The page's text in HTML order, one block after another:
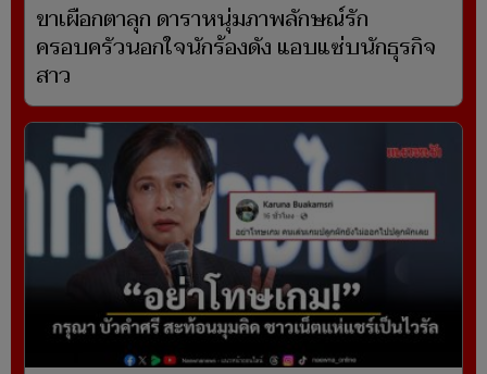
ขาเผือกตาลุก ดาราหนุ่มภาพลักษณ์รัก
ครอบครัวนอกใจนักร้องดัง แอบแซ่บนักธุรกิจ
สาว